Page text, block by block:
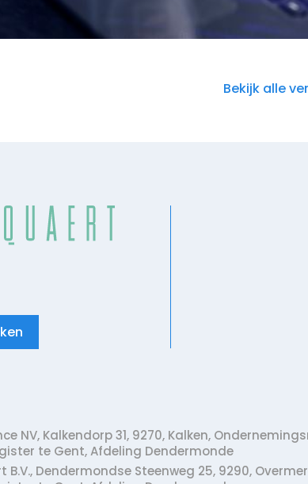
Bekijk alle
NV, Kalkendorp 31, 9270, Kalken,
te Gent, Afdeling Dendermonde
B.V., Dendermondse Steenweg 25, 9290,